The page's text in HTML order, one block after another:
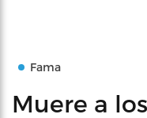
Fama
Muere a